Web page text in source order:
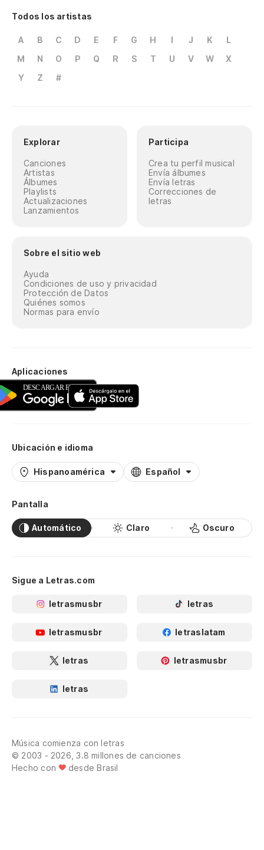
Todos los artistas
A B C D E F G H I J K
L
M
N O P Q R S T U V W
X
Y
Z #
Explorar
Canciones
Artistas
Álbumes
Playlists
Actualizaciones
Lanzamientos
Participa
Crea tu perfil musical
Envía álbumes
Envía letras
Correcciones de
letras
Sobre el sitio web
Ayuda
Condiciones de uso y privacidad
Protección de Datos
Quiénes somos
Normas para envío
Aplicaciones
Ubicación e idioma
Hispanoamérica Español
Pantalla
Automático Claro Oscuro
Sigue a Letras.com
letrasmusbr letras
letrasmusbr letraslatam
letras letrasmusbr
letras
Música comienza con letras
© 2003 - 2026, 3.8 millones de canciones
Hecho con
desde Brasil